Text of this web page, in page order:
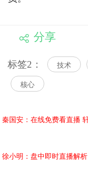
分享
标签2： 技术
核心
秦国安：在线免费看直播
徐小明：盘中即时直播解析